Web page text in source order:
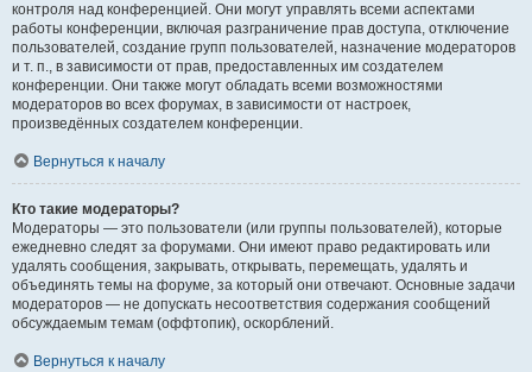
контроля над конференцией. Они могут управлять всеми аспектами
работы конференции, включая разграничение прав доступа, отключение
пользователей, создание групп пользователей, назначение модераторов
и т. п., в зависимости от прав, предоставленных им создателем
конференции. Они также могут обладать всеми возможностями
модераторов во всех форумах, в зависимости от настроек,
произведённых создателем конференции.
Вернуться к началу
Кто такие модераторы?
Модераторы — это пользователи (или группы пользователей), которые
ежедневно следят за форумами. Они имеют право редактировать или
удалять сообщения, закрывать, открывать, перемещать, удалять и
объединять темы на форуме, за который они отвечают. Основные задачи
модераторов — не допускать несоответствия содержания сообщений
обсуждаемым темам (оффтопик), оскорблений.
Вернуться к началу